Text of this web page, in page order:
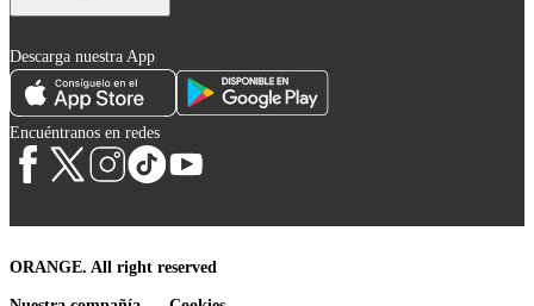
Descarga nuestra App
Encuéntranos en redes
ORANGE. All right reserved